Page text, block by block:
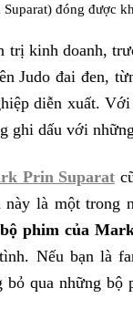
đóng được
trị kinh doanh,
Judo đai đen,
diễn xuất.
ghi dấu với
Prin Suparat
là một trong
phim của
Nếu bạn là
qua những